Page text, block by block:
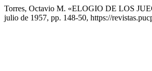
Torres, Octavio M. «ELOGIO DE LOS
julio de 1957, pp. 148-50, https://